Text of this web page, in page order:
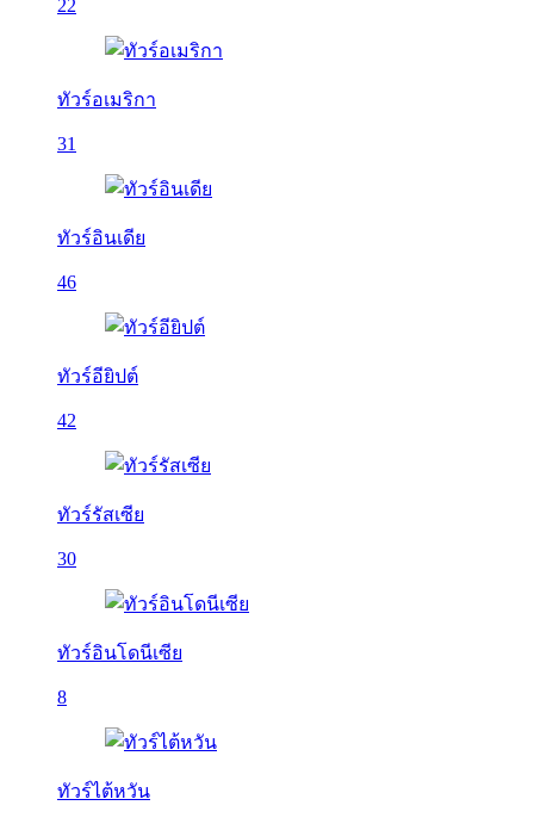
22
ทัวร์อเมริกา
31
ทัวร์อินเดีย
46
ทัวร์อียิปต์
42
ทัวร์รัสเซีย
30
ทัวร์อินโดนีเซีย
8
ทัวร์ไต้หวัน